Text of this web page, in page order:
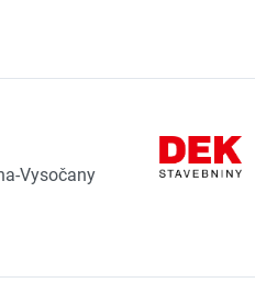
Vysočany